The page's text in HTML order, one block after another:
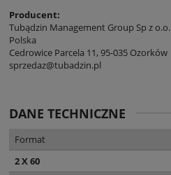
Producent:
Tubądzin Management Group Sp z o.o.
Polska
Cedrowice Parcela 11, 95-035 Ozorków
sprzedaz@tubadzin.pl
DANE TECHNICZNE
Format
2 X 60